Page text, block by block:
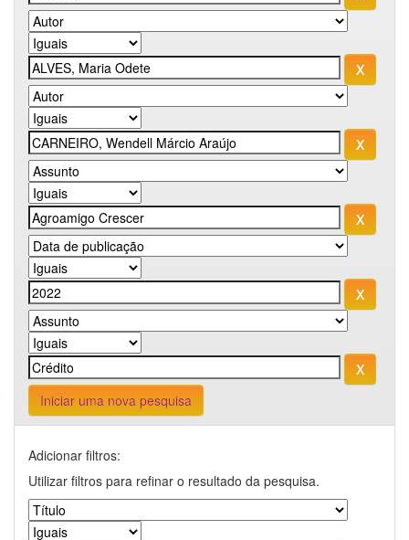
Iniciar uma nova pesquisa
Adicionar filtros:
Utilizar filtros para refinar o resultado da pesquisa.